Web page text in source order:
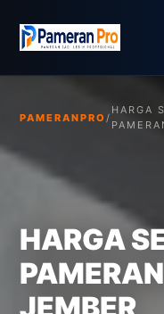
PAMERANPRO /
HARGA
HARGA